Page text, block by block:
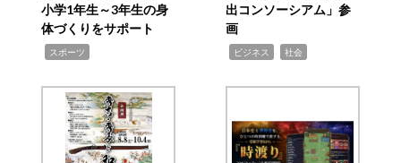
小学1年生～3年生の身
体づくりをサポート
スポーツ
出コンソーシアム」参
画
ビジネス 社会